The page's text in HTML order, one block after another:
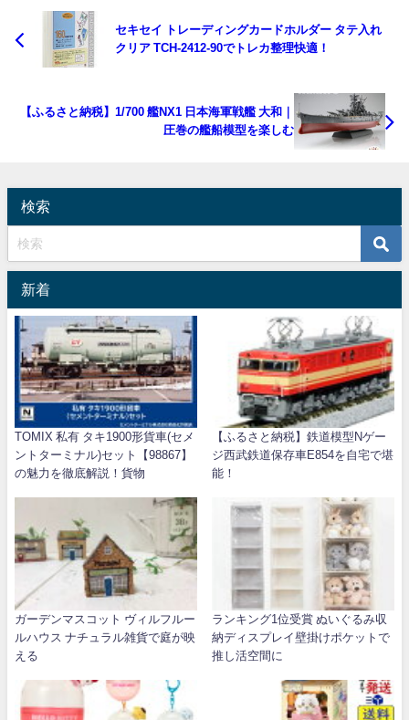
セキセイ トレーディングカードホルダー タテ入れ
クリア TCH-2412-90でトレカ整理快適！
【ふるさと納税】1/700 艦NX1 日本海軍戦艦 大和｜
圧巻の艦船模型を楽しむ
検索
新着
TOMIX 私有 タキ1900形貨車(セメ
ントターミナル)セット【98867】
の魅力を徹底解説！貨物
【ふるさと納税】鉄道模型Nゲー
ジ西武鉄道保存車E854を自宅で堪
能！
ガーデンマスコット ヴィルフルー
ルハウス ナチュラル雑貨で庭が映
える
ランキング1位受賞 ぬいぐるみ収
納ディスプレイ壁掛けポケットで
推し活空間に